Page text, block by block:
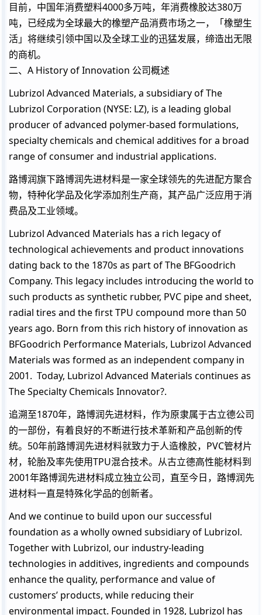
目前，中国年消费塑料4000多万吨，年消费橡胶达380万
吨，已经成为全球最大的橡塑产品消费市场之一，「橡塑生
活」将继续引领中国以及全球工业的迅猛发展，缔造出无限
的商机。
二、A History of Innovation 公司概述
Lubrizol Advanced Materials, a subsidiary of The
Lubrizol Corporation (NYSE: LZ), is a leading global
producer of advanced polymer-based formulations,
specialty chemicals and chemical additives for a broad
range of consumer and industrial applications.
路博润旗下路博润先进材料是一家全球领先的先进配方聚合
物，特种化学品及化学添加剂生产商，其产品广泛应用于消
费品及工业领域。
Lubrizol Advanced Materials has a rich legacy of
technological achievements and product innovations
dating back to the 1870s as part of The BFGoodrich
Company. This legacy includes introducing the world to
such products as synthetic rubber, PVC pipe and sheet,
radial tires and the first TPU compound more than 50
years ago. Born from this rich history of innovation as
BFGoodrich Performance Materials, Lubrizol Advanced
Materials was formed as an independent company in
2001. Today, Lubrizol Advanced Materials continues as
The Specialty Chemicals Innovator?.
追溯至1870年，路博润先进材料，作为原隶属于古立德公司
的一部份，有着良好的不断进行技术革新和产品创新的传
统。50年前路博润先进材料就致力于人造橡胶，PVC管材片
材，轮胎及率先使用TPU混合技术。从古立德高性能材料到
2001年路博润先进材料成立独立公司，直至今日，路博润先
进材料一直是特殊化学品的创新者。
And we continue to build upon our successful
foundation as a wholly owned subsidiary of Lubrizol.
Together with Lubrizol, our industry-leading
technologies in additives, ingredients and compounds
enhance the quality, performance and value of
customers’ products, while reducing their
environmental impact. Founded in 1928, Lubrizol has